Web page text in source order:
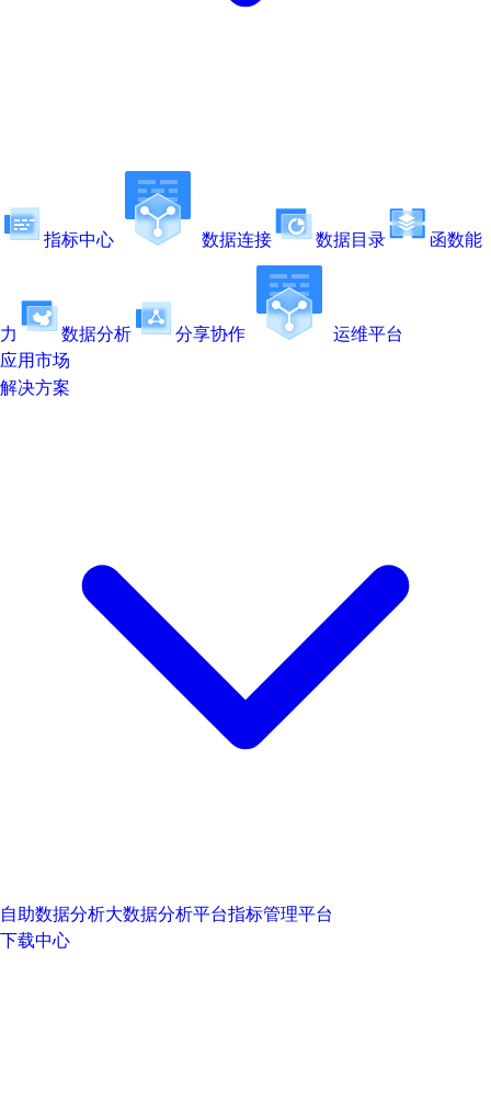
指标中心 数据连接 数据目录 函数能
力 数据分析 分享协作 运维平台
应用市场
解决方案
自助数据分析大数据分析平台指标管理平台
下载中心